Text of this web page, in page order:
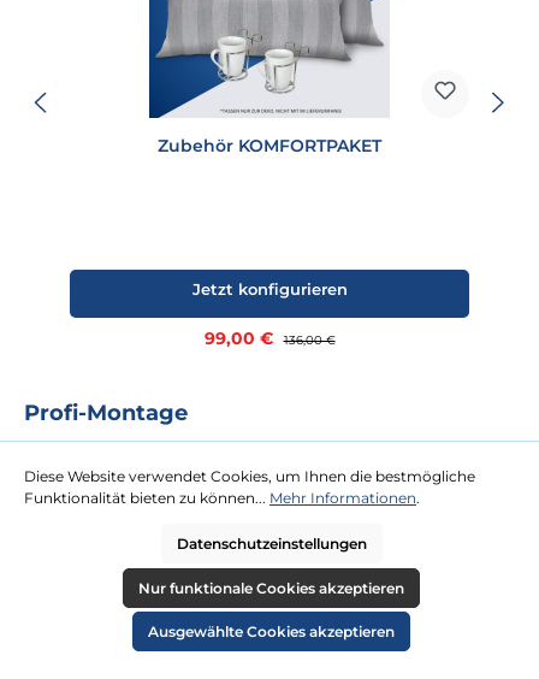
Zubehör KOMFORTPAKET
Verkaufspreis:
99,00 € Regulärer Preis:
136,00 €
Jetzt konfigurieren
Profi-Montage
kaum eine Dachterrasse zu hoch oder Tür zu schmal. Gegen eine
Festpauschale kommen zwei Tischler zu Ihnen und platzieren Ihren
mehr erfahren
Diese Website verwendet Cookies, um Ihnen die bestmögliche
Funktionalität bieten zu können... Mehr Informationen.
Datenschutzeinstellungen
Nur funktionale Cookies akzeptieren
Ausgewählte Cookies akzeptieren